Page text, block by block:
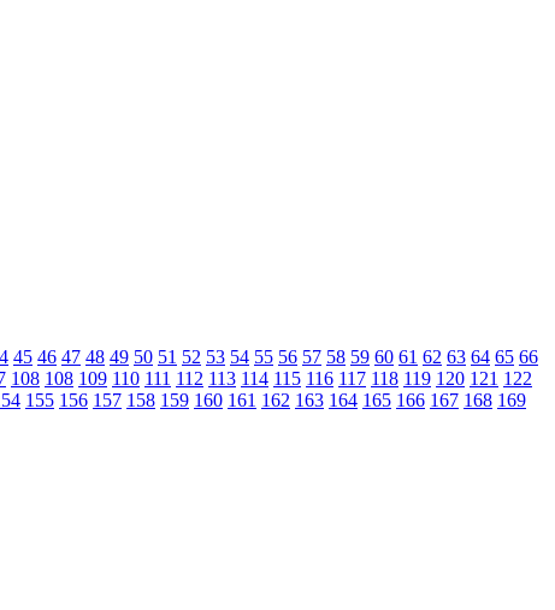
45 46 47 48 49 50 51 52 53 54 55 56 57 58 59 60 61 62 63 64 65 66
108 108 109 110 111 112 113 114 115 116 117 118 119 120 121 122
155 156 157 158 159 160 161 162 163 164 165 166 167 168 169